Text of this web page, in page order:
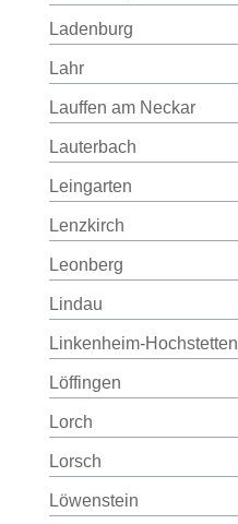
Ladenburg
Lahr
Lauffen am Neckar
Lauterbach
Leingarten
Lenzkirch
Leonberg
Lindau
Linkenheim-Hochstetten
Löffingen
Lorch
Lorsch
Löwenstein